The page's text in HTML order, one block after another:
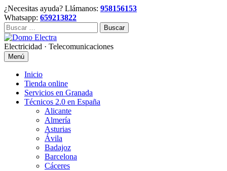
Skip
to
content
¿Necesitas ayuda? Llámanos: 958156153
Whatsapp: 659213822
Buscar:
Electricidad · Telecomunicaciones
Menú
Inicio
Tienda online
Servicios en Granada
Técnicos 2.0 en España
Alicante
Almería
Asturias
Ávila
Badajoz
Barcelona
Cáceres